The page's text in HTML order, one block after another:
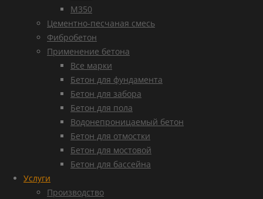
М350
Цементно-песчаная смесь
Фибробетон
Применение бетона
Все марки
Бетон для фундамента
Бетон для забора
Бетон для пола
Водонепроницаемый бетон
Бетон для отмостки
Бетон для мостовой
Бетон для бассейна
Услуги
Производство